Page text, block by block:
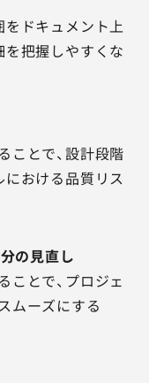
をドキュメント上
を把握しやすくな
ことで、設計段階
における品質リス
の見直し
とで、プロジェ
ムーズにする